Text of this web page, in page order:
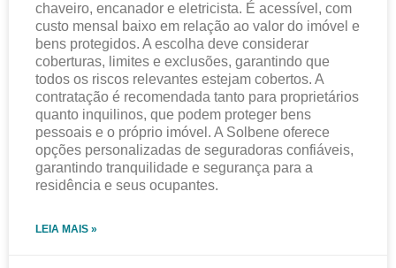
chaveiro, encanador e eletricista. É acessível, com
custo mensal baixo em relação ao valor do imóvel e
bens protegidos. A escolha deve considerar
coberturas, limites e exclusões, garantindo que
todos os riscos relevantes estejam cobertos. A
contratação é recomendada tanto para proprietários
quanto inquilinos, que podem proteger bens
pessoais e o próprio imóvel. A Solbene oferece
opções personalizadas de seguradoras confiáveis,
garantindo tranquilidade e segurança para a
residência e seus ocupantes.
LEIA MAIS »